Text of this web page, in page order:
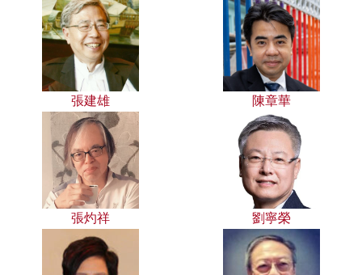
張建雄 陳章華
張灼祥 劉寧榮